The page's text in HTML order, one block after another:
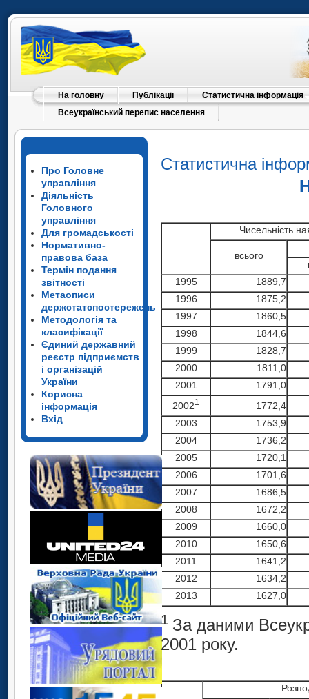
На головну Публікації
Статистична інформація
Всеукраїнський перепис населення
Про Головне
управління
Діяльність
Головного
управління
Для громадськості
Нормативно-
правова база
Термін подання
звітності
Метаописи
держстатспостережень
Методологія та
класифікації
Єдиний державний
реєстр підприємств
і організацій
України
Корисна
інформація
Вхід
Статистична
Чисельність
всього
1995
1889,7
1996
1875,2
1997
1860,5
1998
1844,6
1999
1828,7
2000
1811,0
2001
1791,0
20021
1772,4
2003
1753,9
2004
1736,2
2005
1720,1
2006
1701,6
2007
1686,5
2008
1672,2
2009
1660,0
2010
1650,6
2011
1641,2
2012
1634,2
2013
1627,0
1 За даними
2001 року.